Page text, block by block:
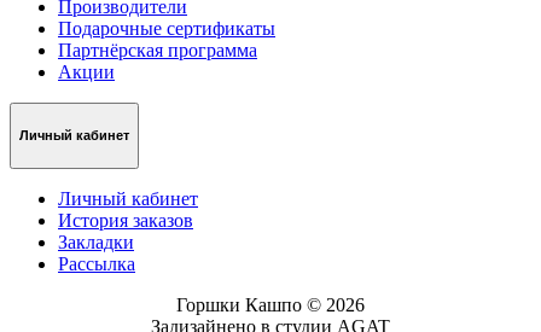
Производители
Подарочные сертификаты
Партнёрская программа
Акции
Личный кабинет
Личный кабинет
История заказов
Закладки
Рассылка
Горшки Кашпо © 2026
Задизайнено в студии AGAT